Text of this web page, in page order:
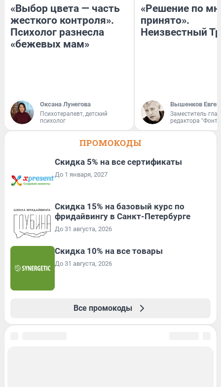
«Выбор цвета — часть
жесткого контроля».
Психолог разнесла
«бежевых мам»
Оксана Лунегова
Психотерапевт, детский
психолог
«Решение по
принято».
Неизвестный
Вышенков
Заместитель
редактора
ПРОМОКОДЫ
Скидка 5% на все сертификаты
До 1 января, 2027
Скидка 15% на базовый курс по
фридайвингу в Санкт-Петербурге
До 31 августа, 2026
Скидка 10% на все товары
До 31 августа, 2026
Все промокоды